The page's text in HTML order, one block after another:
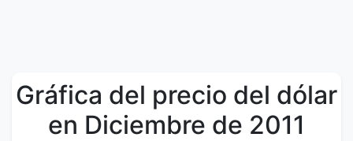
Gráfica del precio del dólar
en Diciembre de 2011